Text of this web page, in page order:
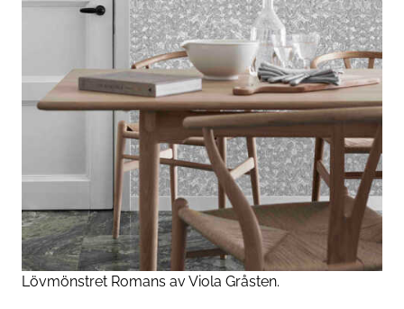
Lövmönstret Romans av Viola Gråsten.